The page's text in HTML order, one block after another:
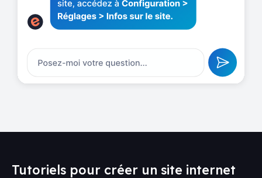
Tutoriels pour créer un site internet